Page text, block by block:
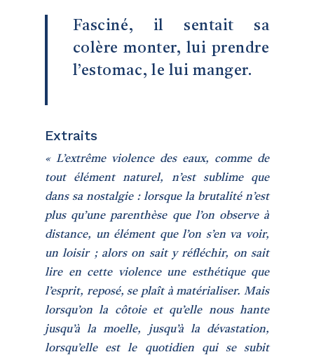
Fasciné, il sentait sa
colère monter, lui prendre
l’estomac, le lui manger.
Extraits
« L’extrême violence des eaux, comme de
tout élément naturel, n’est sublime que
dans sa nostalgie : lorsque la brutalité n’est
plus qu’une parenthèse que l’on observe à
distance, un élément que l’on s’en va voir,
un loisir ; alors on sait y réfléchir, on sait
lire en cette violence une esthétique que
l’esprit, reposé, se plaît à matérialiser. Mais
lorsqu’on la côtoie et qu’elle nous hante
jusqu’à la moelle, jusqu’à la dévastation,
lorsqu’elle est le quotidien qui se subit